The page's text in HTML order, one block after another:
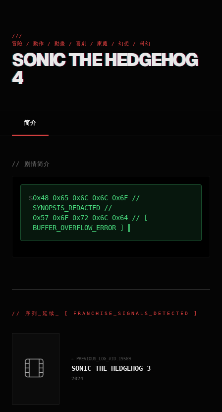
///
冒險 / 動作 / 動畫 / 喜劇 / 家庭 / 幻想 / 科幻
SONIC THE HEDGEHOG
4
简介
// 剧情简介
$0x48 0x65 0x6C 0x6C 0x6F //
SYNOPSIS_REDACTED //
0x57 0x6F 0x72 0x6C 0x64 // [
BUFFER_OVERFLOW_ERROR ]
// 序列_延续 _ [ FRANCHISE_SIGNALS_DETECTED ]
← PREVIOUS_LOG_#ID. 19569
SONIC THE HEDGEHOG 3
2024